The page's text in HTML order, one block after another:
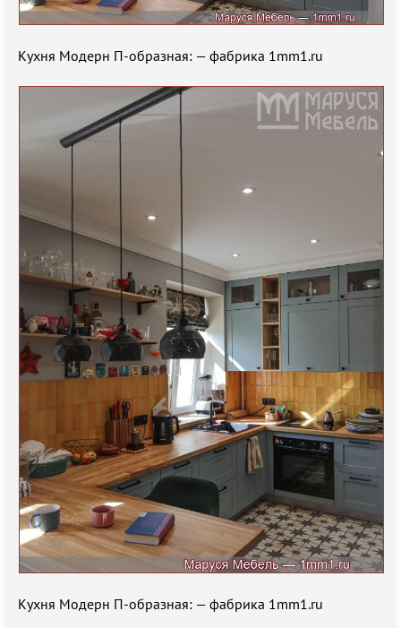
Кухня Модерн П-образная: — фабрика 1mm1.ru
Кухня Модерн П-образная: — фабрика 1mm1.ru